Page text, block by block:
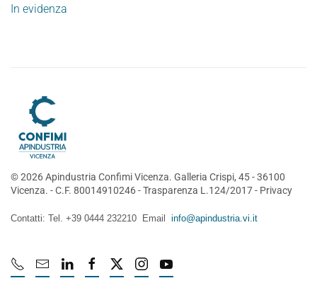
In evidenza
©2026Apindustria Confimi Vicenza. Galleria Crispi, 45 - 36100
Vicenza. - C.F. 80014910246 -Trasparenza L.124/2017- Privacy
Contatti: Tel. +39 0444 232210 Email info@apindustria.vi.it